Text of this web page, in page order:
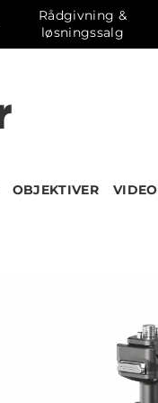
Rådgivning &
løsningssalg
OBJEKTIVER VIDEO